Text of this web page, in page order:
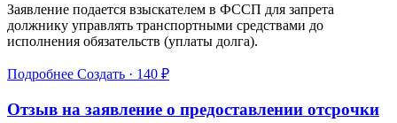
Заявление подается взыскателем в ФССП для запрета
должнику управлять транспортными средствами до
исполнения обязательств (уплаты долга).
Подробнее Создать · 140 ₽
Отзыв на заявление о предоставлении отсрочки